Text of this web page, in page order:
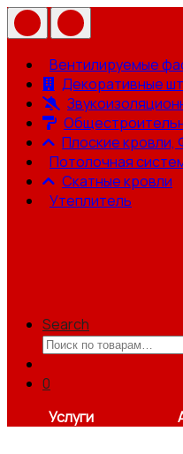
Вентилируемые
Декоративные
Плоские кровли,
Потолочная
Скатные кровли
Утеплитель
Search
Искать:
0
Услуги